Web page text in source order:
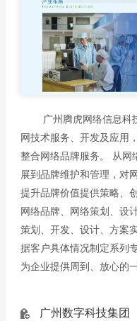
广州腾虎网络信息科
网技术服务、开发及应用
整合网络品牌服务。 从网
展到品牌维护和管理，对
提升品牌价值提供策略、
网络品牌、网络策划、设
策划、开发、设计、方案
据客户具体情况制定系列
为企业提供周到、放心的
广州数字科技集团